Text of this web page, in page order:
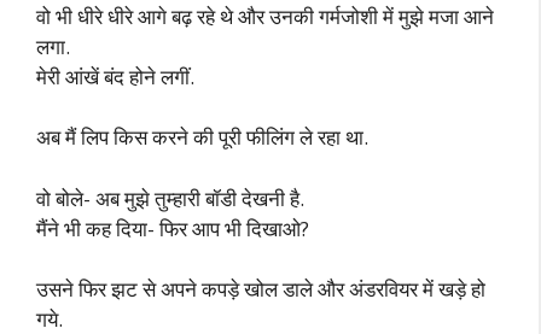
वो भी धीरे धीरे आगे बढ़ रहे थे और उनकी गर्मजोशी में मुझे मजा आने
लगा.
मेरी आंखें बंद होने लगीं.
अब मैं लिप किस करने की पूरी फीलिंग ले रहा था.
वो बोले- अब मुझे तुम्हारी बॉडी देखनी है.
मैंने भी कह दिया- फिर आप भी दिखाओ?
उसने फिर झट से अपने कपड़े खोल डाले और अंडरवियर में खड़े हो
गये.